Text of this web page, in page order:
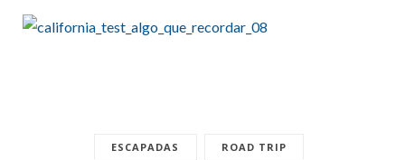
ESCAPADAS ROAD TRIP